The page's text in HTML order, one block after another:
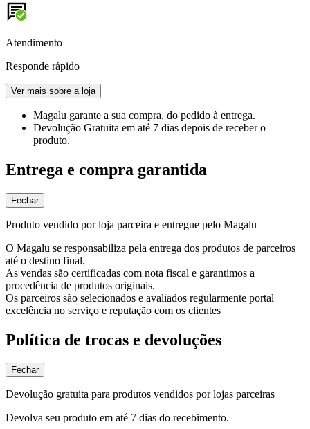
Atendimento
Responde rápido
Ver mais sobre a loja
Magalu garante a sua compra, do pedido à entrega.
Devolução Gratuita em até 7 dias depois de receber o
produto.
Entrega e compra garantida
Fechar
Produto vendido por loja parceira e entregue pelo Magalu
O Magalu se responsabiliza pela entrega dos produtos de parceiros
até o destino final.
As vendas são certificadas com nota fiscal e garantimos a
procedência de produtos originais.
Os parceiros são selecionados e avaliados regularmente portal
excelência no serviço e reputação com os clientes
Política de trocas e devoluções
Fechar
Devolução gratuita para produtos vendidos por lojas parceiras
Devolva seu produto em até 7 dias do recebimento.